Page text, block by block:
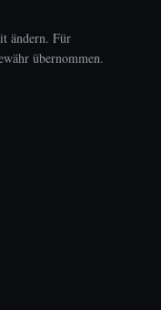
ändern. Für
übernommen.